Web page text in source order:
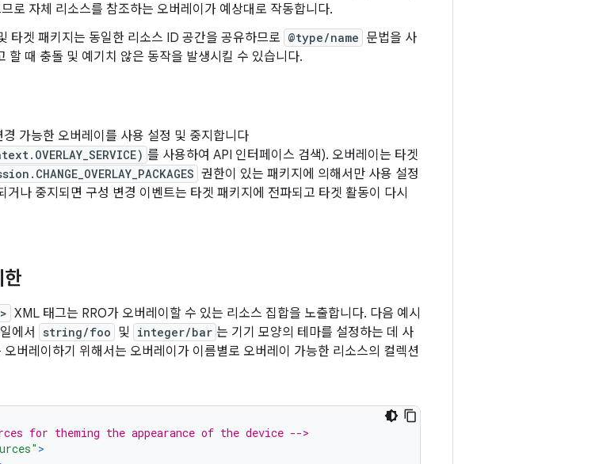
로 자체 리소스를 참조하는 오버레이가 예상대로 작동합니다.
타겟 패키지는 동일한 리소스 ID 공간을 공유하므로 @type/name 문법을 사
할 때 충돌 및 예기치 않은 동작을 발생시킬 수 있습니다.
가능한 오버레이를 사용 설정 및 중지합니다
를 사용하여 API 인터페이스 검색). 오버레이는 타겟
권한이 있는 패키지에 의해서만 사용 설정
나 중지되면 구성 변경 이벤트는 타겟 패키지에 전파되고 타겟 활동이 다시
XML 태그는 RRO가 오버레이할 수 있는 리소스 집합을 노출합니다. 다음 예시
에서 string/foo 및 integer/bar 는 기기 모양의 테마를 설정하는 데 사
버레이하기 위해서는 오버레이가 이름별로 오버레이 가능한 리소스의 컬렉션
for theming the appearance of the device -->
>